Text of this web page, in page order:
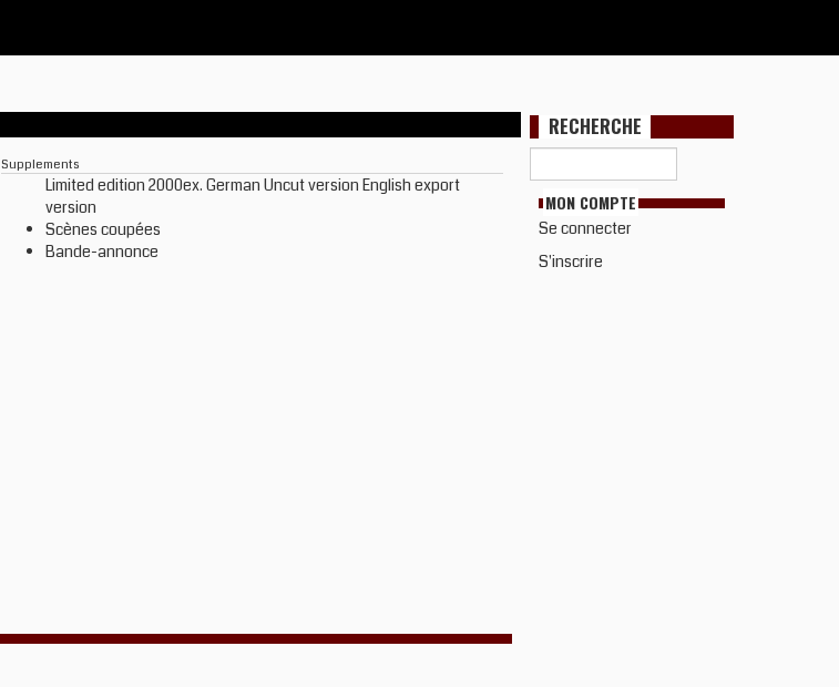
Supplements
Limited edition 2000ex. German Uncut version English export
version
Scènes coupées
Bande-annonce
RECHERCHE
MON COMPTE
Se connecter
S'inscrire